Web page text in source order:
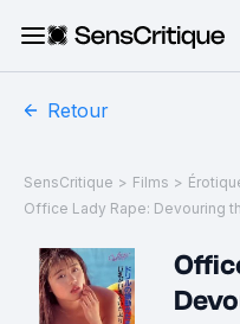
Retour
SensCritique > Films >